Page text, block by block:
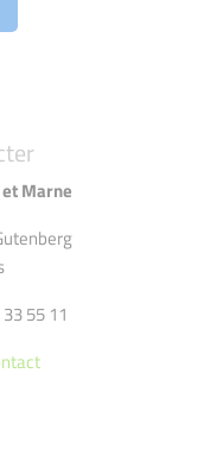
Marne
55 11